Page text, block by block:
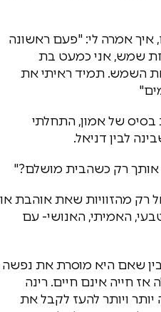
איך אמרה לי: "פעם ראשונה
שמש, אני כמעט בת
השמש. תמיד ראיתי את
של אמון, התחלתי
לבין דניאל.
אותך רק כשהבית מושלם?"
רק מהזוויות שאת אוהבת או
האמיתי, האנושי- עם
שאם היא מוסרת את נפשה
חייה אינם חיים. רינה
ויותר להעז לקבל את